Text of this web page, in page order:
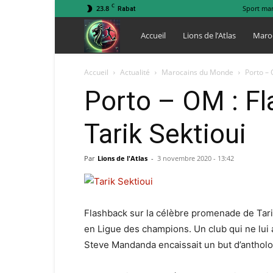
23.8 C Rabat Sport
Lions
de
l
Atlas
Accueil Lions de l’Atlas
Accueil Actualité Marocains du Monde Porto –
Porto – OM :
Tarik Sektioui
Par Lions de l'Atlas - 3 novembre 2020 - 13:42
Flashback sur la célèbre promenade de
en Ligue des champions. Un club qui ne
Steve Mandanda encaissait un but